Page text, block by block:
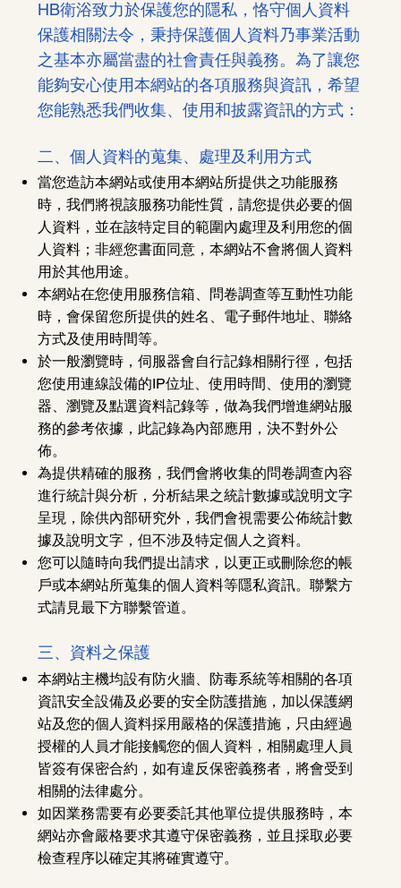
HB衛浴致力於保護您的隱私，恪守個人資料
保護相關法令，秉持保護個人資料乃事業活動
之基本亦屬當盡的社會責任與義務。為了讓您
能夠安心使用本網站的各項服務與資訊，希望
您能熟悉我們收集、使用和披露資訊的方式：
二、個人資料的蒐集、處理及利用方式
當您造訪本網站或使用本網站所提供之功能服務
時，我們將視該服務功能性質，請您提供必要的個
人資料，並在該特定目的範圍內處理及利用您的個
人資料；非經您書面同意，本網站不會將個人資料
用於其他用途。
本網站在您使用服務信箱、問卷調查等互動性功能
時，會保留您所提供的姓名、電子郵件地址、聯絡
方式及使用時間等。
於一般瀏覽時，伺服器會自行記錄相關行徑，包括
您使用連線設備的IP位址、使用時間、使用的瀏覽
器、瀏覽及點選資料記錄等，做為我們增進網站服
務的參考依據，此記錄為內部應用，決不對外公
佈。
為提供精確的服務，我們會將收集的問卷調查內容
進行統計與分析，分析結果之統計數據或說明文字
呈現，除供內部研究外，我們會視需要公佈統計數
據及說明文字，但不涉及特定個人之資料。
您可以隨時向我們提出請求，以更正或刪除您的帳
戶或本網站所蒐集的個人資料等隱私資訊。聯繫方
式請見最下方聯繫管道。
三、資料之保護
本網站主機均設有防火牆、防毒系統等相關的各項
資訊安全設備及必要的安全防護措施，加以保護網
站及您的個人資料採用嚴格的保護措施，只由經過
授權的人員才能接觸您的個人資料，相關處理人員
皆簽有保密合約，如有違反保密義務者，將會受到
相關的法律處分。
如因業務需要有必要委託其他單位提供服務時，本
網站亦會嚴格要求其遵守保密義務，並且採取必要
檢查程序以確定其將確實遵守。